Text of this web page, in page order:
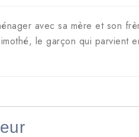
avec sa mère et son
le garçon qui parvient